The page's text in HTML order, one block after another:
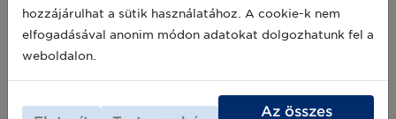
Fontos bejelentést tettek a
mézkeverékek jelöléséről
Minden szektorban egyre fontosabbá válik a
precíz nyomon követés, nemcsak a jogszabályi
megfelelés, de a hamisítás elleni küzdelem
miatt is. Most a kínai hamisítványok ellen
hozzájárulhat a sütik használatához. A cookie-k nem
elfogadásával anonim módon adatokat dolgozhatunk fel a
weboldalon.
Az összes